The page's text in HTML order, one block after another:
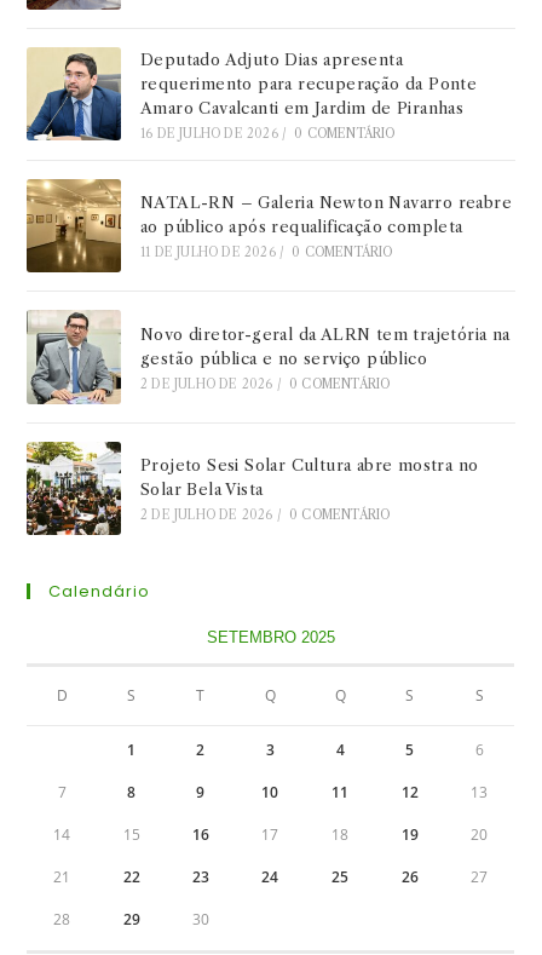
Deputado Adjuto Dias apresenta
requerimento para recuperação da Ponte
Amaro Cavalcanti em Jardim de Piranhas
16 DE JULHO DE 2026 / 0 COMENTÁRIO
NATAL-RN – Galeria Newton Navarro reabre
ao público após requalificação completa
11 DE JULHO DE 2026 / 0 COMENTÁRIO
Novo diretor-geral da ALRN tem trajetória na
gestão pública e no serviço público
2 DE JULHO DE 2026 / 0 COMENTÁRIO
Projeto Sesi Solar Cultura abre mostra no
Solar Bela Vista
2 DE JULHO DE 2026 / 0 COMENTÁRIO
Calendário
SETEMBRO 2025
D S T Q Q S S
1 2 3 4 5 6
7 8 9 10 11 12 13
14 15 16 17 18 19 20
21 22 23 24 25 26 27
28 29 30